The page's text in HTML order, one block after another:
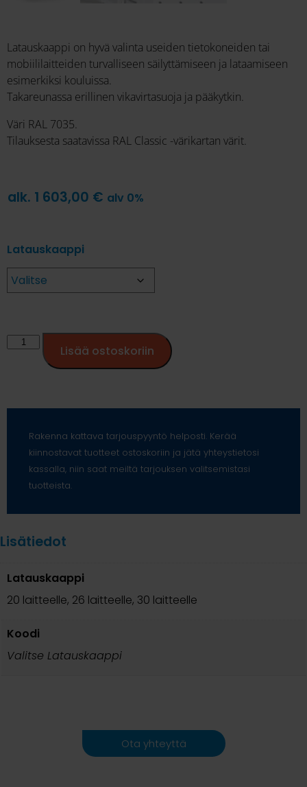
Latauskaappi on hyvä valinta useiden tietokoneiden tai
mobiililaitteiden turvalliseen säilyttämiseen ja lataamiseen
esimerkiksi kouluissa.
Takareunassa erillinen vikavirtasuoja ja pääkytkin.
Väri RAL 7035.
Tilauksesta saatavissa RAL Classic -värikartan värit.
alk. 1 603,00 € alv 0%
Latauskaappi
Lisää ostoskoriin
Rakenna kattava tarjouspyyntö helposti. Kerää
kiinnostavat tuotteet ostoskoriin ja jätä yhteystietosi
kassalla, niin saat meiltä tarjouksen valitsemistasi
tuotteista.
Lisätiedot
Latauskaappi
20 laitteelle, 26 laitteelle, 30 laitteelle
Koodi
Valitse Latauskaappi
Ota yhteyttä